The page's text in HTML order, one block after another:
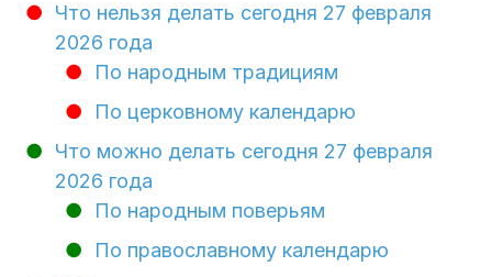
Что нельзя делать сегодня 27 февраля
2026 года
По народным традициям
По церковному календарю
Что можно делать сегодня 27 февраля
2026 года
По народным поверьям
По православному календарю